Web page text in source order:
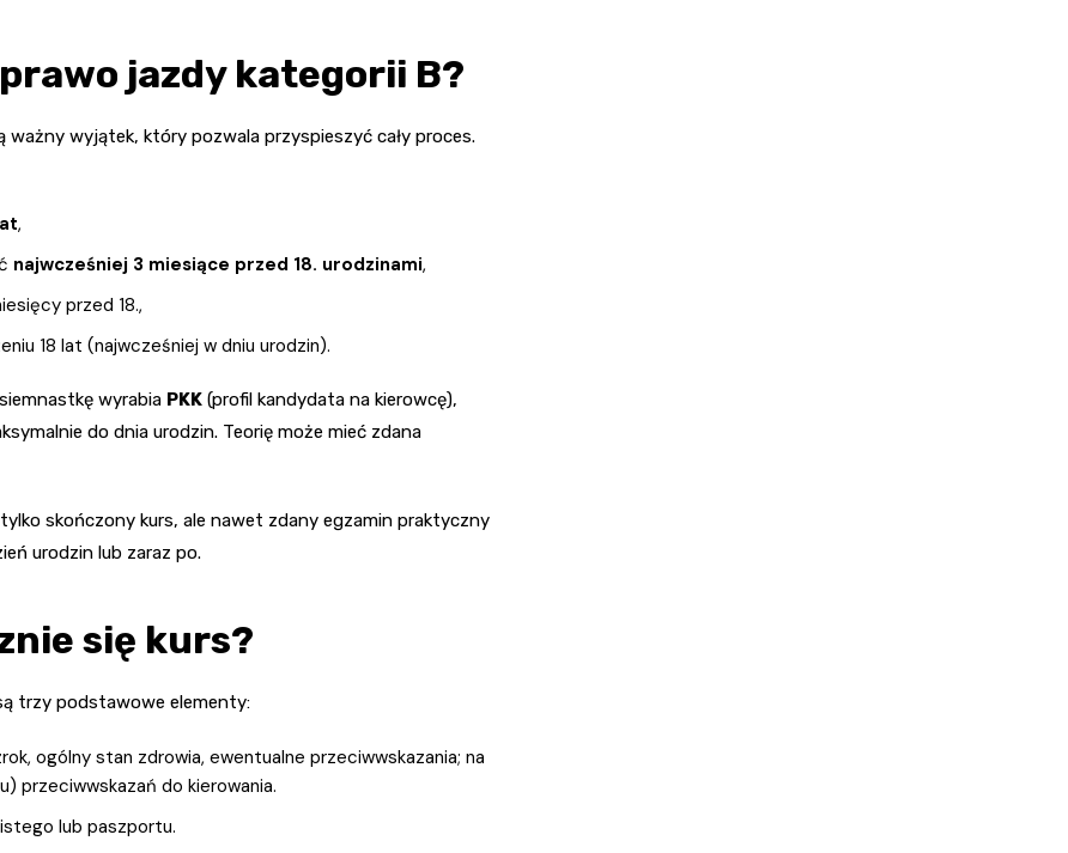
jazdy kategorii B?
ważny wyjątek, który pozwala przyspieszyć cały proces.
,
najwcześniej 3 miesiące przed 18. urodzinami,
przed 18.,
18 lat (najwcześniej w dniu urodzin).
wyrabia PKK (profil kandydata na kierowcę),
do dnia urodzin. Teorię może mieć zdana
skończony kurs, ale nawet zdany egzamin praktyczny
urodzin lub zaraz po.
się kurs?
trzy podstawowe elementy:
ogólny stan zdrowia, ewentualne przeciwwskazania; na
przeciwwskazań do kierowania.
lub paszportu.